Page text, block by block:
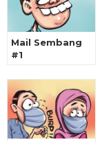
Mail Sembang
#1